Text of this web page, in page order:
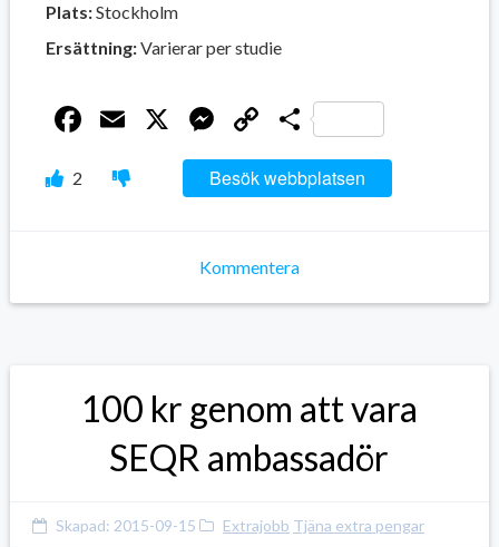
Plats:Stockholm
Ersättning:Varierar per studie
Facebook
Email
X Messenger
Copy
Link
Dela
2 Besök webbplatsen
Kommentera
100 kr genom att vara
SEQR ambassadör
Skapad: 2015-09-15 Extrajobb Tjäna extra pengar